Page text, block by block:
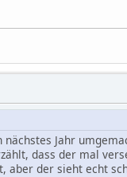
Jahr
dass der mal
aber der sieht echt